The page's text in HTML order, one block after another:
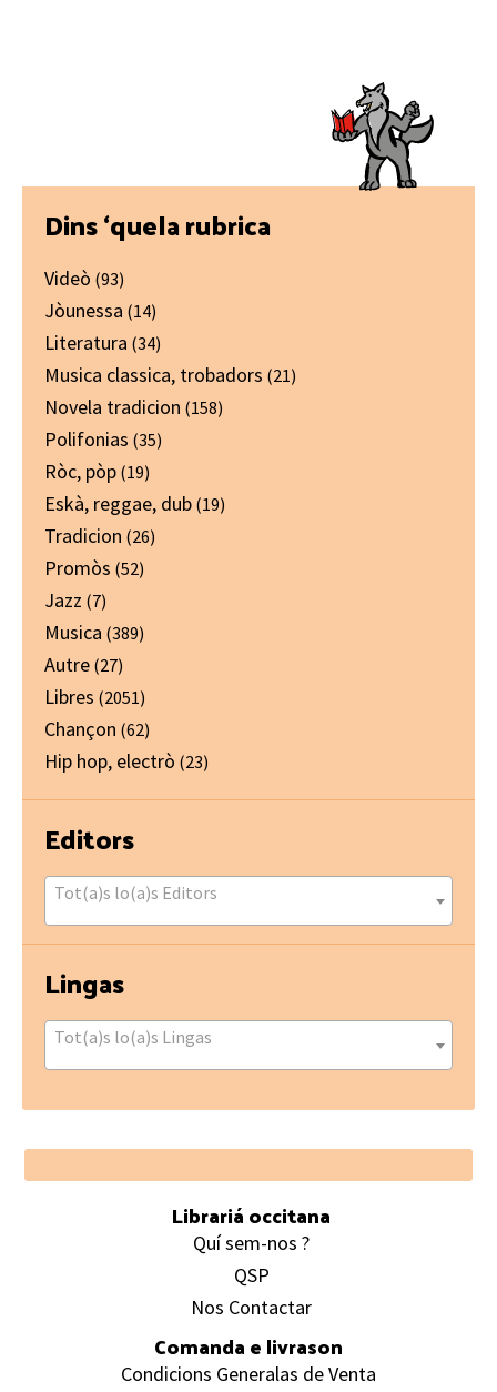
Primary
Sidebar
Dins ‘quela rubrica
Videò (93)
Jòunessa (14)
Literatura (34)
Musica classica, trobadors (21)
Novela tradicion (158)
Polifonias (35)
Ròc, pòp (19)
Eskà, reggae, dub (19)
Tradicion (26)
Promòs (52)
Jazz (7)
Musica (389)
Autre (27)
Libres (2051)
Chançon (62)
Hip hop, electrò (23)
Editors
Tot(a)s lo(a)s Editors
Lingas
Tot(a)s lo(a)s Lingas
Footer
Librariá occitana
Quí sem-nos ?
QSP
Nos Contactar
Comanda e livrason
Condicions Generalas de Venta